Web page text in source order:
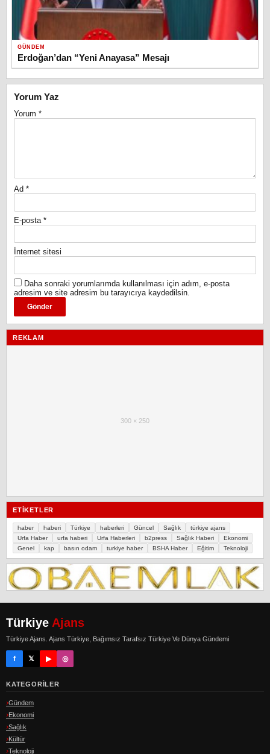
GÜNDEM
Erdoğan’dan “Yeni Anayasa” Mesajı
Yorum Yaz
Yorum *
Ad *
E-posta *
İnternet sitesi
Daha sonraki yorumlarımda kullanılması için adım, e-posta
adresim ve site adresim bu tarayıcıya kaydedilsin.
REKLAM
300 × 250
ETIKETLER
haber haberi Türkiye haberleri Güncel Sağlık
türkiye ajans
Urfa Haber
urfa haberi Urfa Haberleri b2press Sağlık Haberi
Ekonomi
Genel
kap basın odam turkiye haber BSHA Haber Eğitim Teknoloji
Türkiye Ajans
Türkiye Ajans. Ajans Türkiye, Bağımsız Tarafsız Türkiye Ve Dünya Gündemi
f 𝕏 ▶ ◎
KATEGORILER
Gündem
Ekonomi
Sağlık
Kültür
Teknoloji